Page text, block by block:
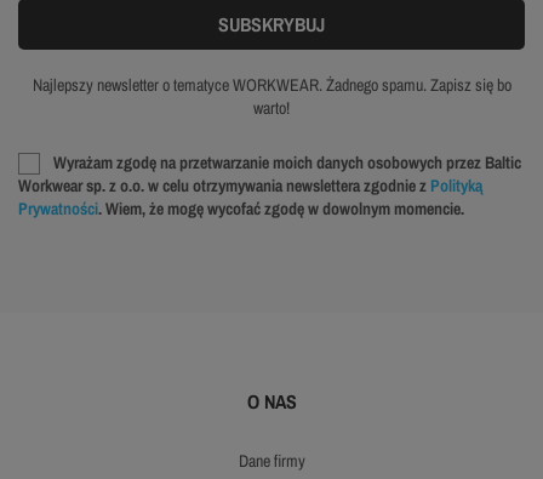
Najlepszy newsletter o tematyce WORKWEAR. Żadnego spamu. Zapisz się bo
warto!
Wyrażam zgodę na przetwarzanie moich danych osobowych przez Baltic
Workwear sp. z o.o. w celu otrzymywania newslettera zgodnie z Polityką
Prywatności. Wiem, że mogę wycofać zgodę w dowolnym momencie.
O NAS
dane firmy